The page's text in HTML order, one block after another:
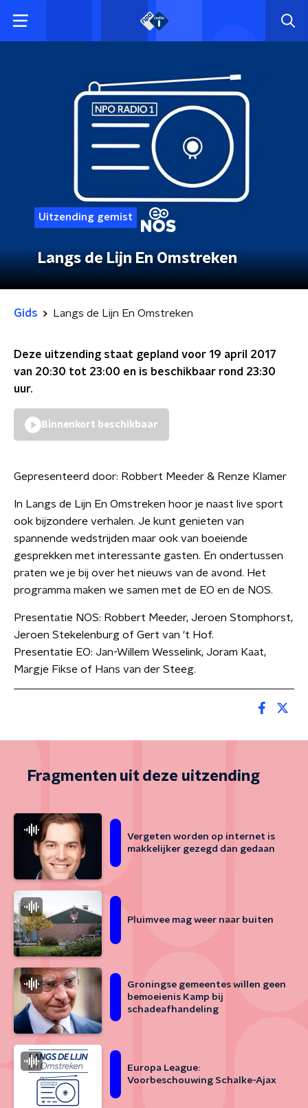
Uitzending gemist
Langs de Lijn En Omstreken
Gids Langs de Lijn En Omstreken
Deze uitzending staat gepland voor 19 april 2017
van 20:30 tot 23:00 en is beschikbaar rond 23:30
uur.
Binnenkort beschikbaar
Gepresenteerd door: Robbert Meeder & Renze Klamer
In Langs de Lijn En Omstreken hoor je naast live sport
ook bijzondere verhalen. Je kunt genieten van
spannende wedstrijden maar ook van boeiende
gesprekken met interessante gasten. En ondertussen
praten we je bij over het nieuws van de avond. Het
programma maken we samen met de EO en de NOS.
Presentatie NOS: Robbert Meeder, Jeroen Stomphorst,
Jeroen Stekelenburg of Gert van 't Hof.
Presentatie EO: Jan-Willem Wesselink, Joram Kaat,
Margje Fikse of Hans van der Steeg.
Fragmenten uit deze uitzending
Vergeten worden op internet is
makkelijker gezegd dan gedaan
Pluimvee mag weer naar buiten
Groningse gemeentes willen geen
bemoeienis Kamp bij
schadeafhandeling
Europa League:
Voorbeschouwing Schalke-Ajax